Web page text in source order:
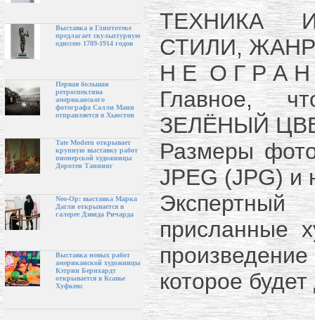
Выставка в Глиптотеке
предлагает скульптурную
одиссею 1789-1914 годов
Первая большая
ретроспектива
американского
фотографа Салли Манн
отправляется в Хьюстон
Tate Modern открывает
крупную выставку работ
пионерской художницы
Доротеи Таннинг
Neo-Op: выставка Марка
Дагли открывается в
галерее Дэвида Ричарда
Выставка новых работ
американской художницы
Кэтрин Бернхардт
открывается в Ксавье
Хуфкенс
ТЕХНИКА
СТИЛИ,
Н Е О Г Р А
Главное,
ЗЕЛЁНЫЙ
Размеры
JPEG (JPG) и
Экспертный
присланные
которое